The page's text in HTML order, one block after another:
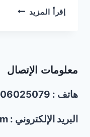
إقرأ المزيد شغالات
|0506025079
معلومات الإتصال
هاتف : 0506025079
البريد الإلكتروني : admin@kpicleaning.com